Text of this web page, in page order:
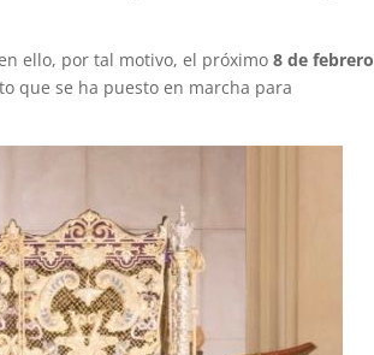
ello, por tal motivo, el próximo8 de febrero
que se ha puesto en marcha para